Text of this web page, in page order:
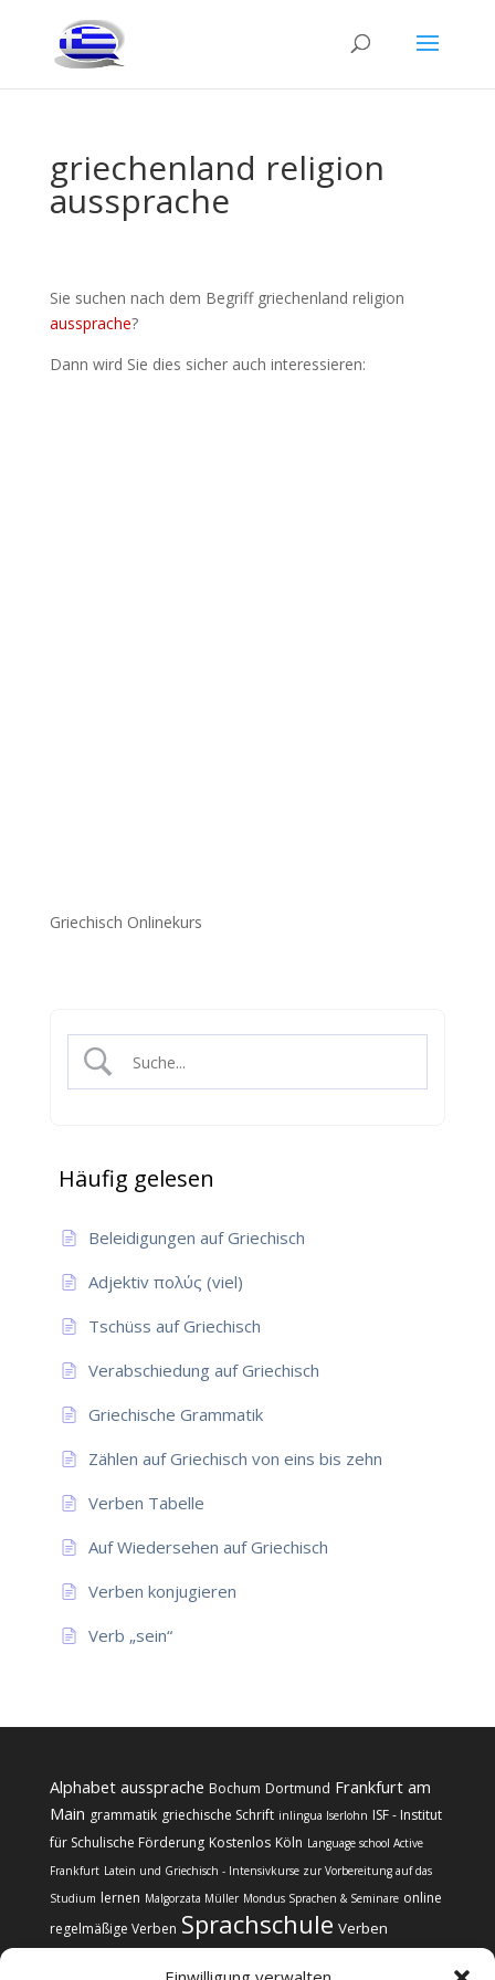
griechenland religion
aussprache
Sie suchen nach dem Begriff griechenland religion
aussprache?
Dann wird Sie dies sicher auch interessieren:
Griechisch Onlinekurs
Häufig gelesen
Beleidigungen auf Griechisch
Adjektiv πολύς (viel)
Tschüss auf Griechisch
Verabschiedung auf Griechisch
Griechische Grammatik
Zählen auf Griechisch von eins bis zehn
Verben Tabelle
Auf Wiedersehen auf Griechisch
Verben konjugieren
Verb „sein“
Alphabet aussprache Bochum Dortmund Frankfurt am
Main grammatik griechische Schrift inlingua Iserlohn ISF - Institut
für Schulische Förderung Kostenlos Köln Language school Active
Frankfurt Latein und Griechisch - Intensivkurse zur Vorbereitung auf das
Studium lernen Malgorzata Müller Mondus Sprachen & Seminare online
regelmäßige Verben Sprachschule Verben